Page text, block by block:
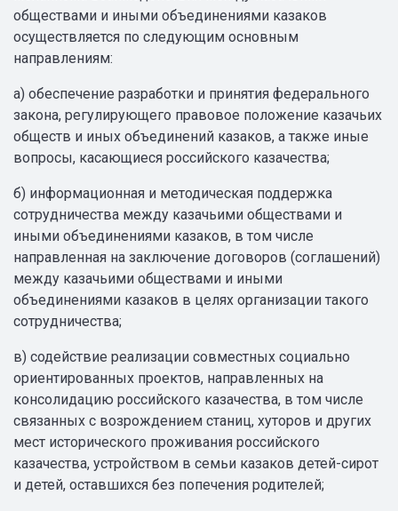
обществами и иными объединениями казаков
осуществляется по следующим основным
направлениям:
а) обеспечение разработки и принятия федерального
закона, регулирующего правовое положение казачьих
обществ и иных объединений казаков, а также иные
вопросы, касающиеся российского казачества;
б) информационная и методическая поддержка
сотрудничества между казачьими обществами и
иными объединениями казаков, в том числе
направленная на заключение договоров (соглашений)
между казачьими обществами и иными
объединениями казаков в целях организации такого
сотрудничества;
в) содействие реализации совместных социально
ориентированных проектов, направленных на
консолидацию российского казачества, в том числе
связанных с возрождением станиц, хуторов и других
мест исторического проживания российского
казачества, устройством в семьи казаков детей-сирот
и детей, оставшихся без попечения родителей;